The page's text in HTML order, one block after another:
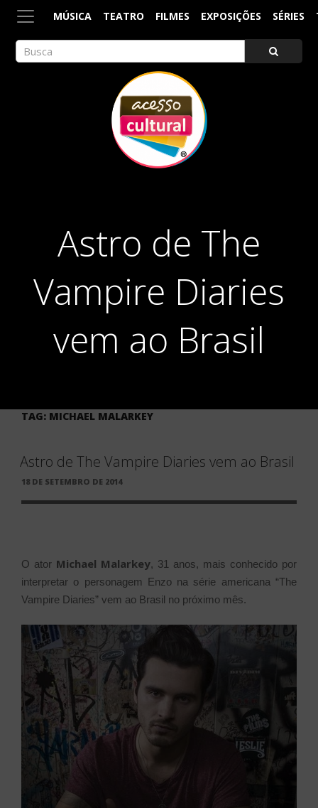
MÚSICA TEATRO FILMES EXPOSIÇÕES SÉRIES
Astro de The
Vampire Diaries
vem ao Brasil
TAG: MICHAEL MALARKEY
Astro de The Vampire Diaries vem ao Brasil
PUBLICADO
18 DE SETEMBRO DE 2014
O ator Michael Malarkey, 31 anos, mais conhecido por
interpretar o personagem Enzo na série americana “The
Vampire Diaries” vem ao Brasil no próximo mês.